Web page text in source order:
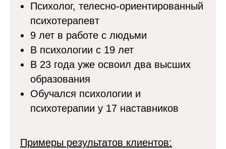
Психолог, телесно-ориентированный
психотерапевт
9 лет в работе с людьми
В психологии с 19 лет
В 23 года уже освоил два высших
образования
Обучался психологии и
психотерапии у 17 наставников
Примеры результатов клиентов: